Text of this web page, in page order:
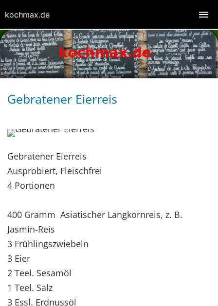
Gebratener Eierreis
Gebratener Eierreis
Ausprobiert, Fleischfrei
4 Portionen
400 Gramm Asiatischer Langkornreis, z. B.
Jasmin-Reis
3 Frühlingszwiebeln
3 Eier
2 Teel. Sesamöl
1 Teel. Salz
3 Essl. Erdnussöl
kochmax.de